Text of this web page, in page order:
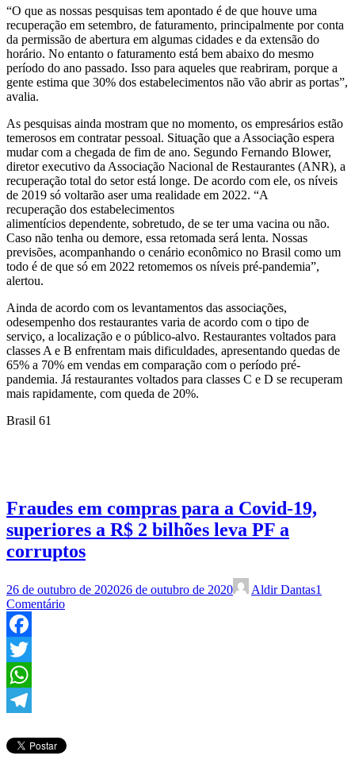
“O que as nossas pesquisas tem apontado é de que houve uma
recuperação em setembro, de faturamento, principalmente por conta
da permissão de abertura em algumas cidades e da extensão do
horário. No entanto o faturamento está bem abaixo do mesmo
período do ano passado. Isso para aqueles que reabriram, porque a
gente estima que 30% dos estabelecimentos não vão abrir as portas”,
avalia.
As pesquisas ainda mostram que no momento, os empresários estão
temerosos em contratar pessoal. Situação que a Associação espera
mudar com a chegada de fim de ano. Segundo Fernando Blower,
diretor executivo da Associação Nacional de Restaurantes (ANR), a
recuperação total do setor está longe. De acordo com ele, os níveis
de 2019 só voltarão aser uma realidade em 2022. “A
recuperação dos estabelecimentos
alimentícios dependente, sobretudo, de se ter uma vacina ou não.
Caso não tenha ou demore, essa retomada será lenta. Nossas
previsões, acompanhando o cenário econômico no Brasil como um
todo é de que só em 2022 retomemos os níveis pré-pandemia”,
alertou.
Ainda de acordo com os levantamentos das associações,
odesempenho dos restaurantes varia de acordo com o tipo de
serviço, a localização e o público-alvo. Restaurantes voltados para
classes A e B enfrentam mais dificuldades, apresentando quedas de
65% a 70% em vendas em comparação com o período pré-
pandemia. Já restaurantes voltados para classes C e D se recuperam
mais rapidamente, com queda de 20%.
Brasil 61
Fraudes em compras para a Covid-19,
superiores a R$ 2 bilhões leva PF a
corruptos
26 de outubro de 202026 de outubro de 2020 Aldir Dantas1
Comentário
Facebook
Twitter
WhatsApp